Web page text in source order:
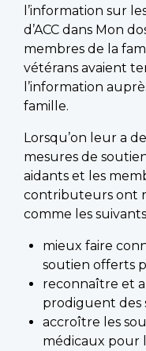
l’information sur
d’ACC dans Mon
membres de la
vétérans avaient
l’information
famille.
Lorsqu’on leur a
mesures de
aidants et les
contributeurs ont
comme les
mieux faire
soutien offerts
reconnaître et
prodiguent des
accroître les
médicaux pour